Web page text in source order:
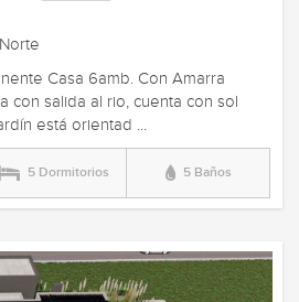
Casa 6amb. Con Amarra
con salida al rio, cuenta con sol
está orientad ...
5 Dormitorios 5 Baños